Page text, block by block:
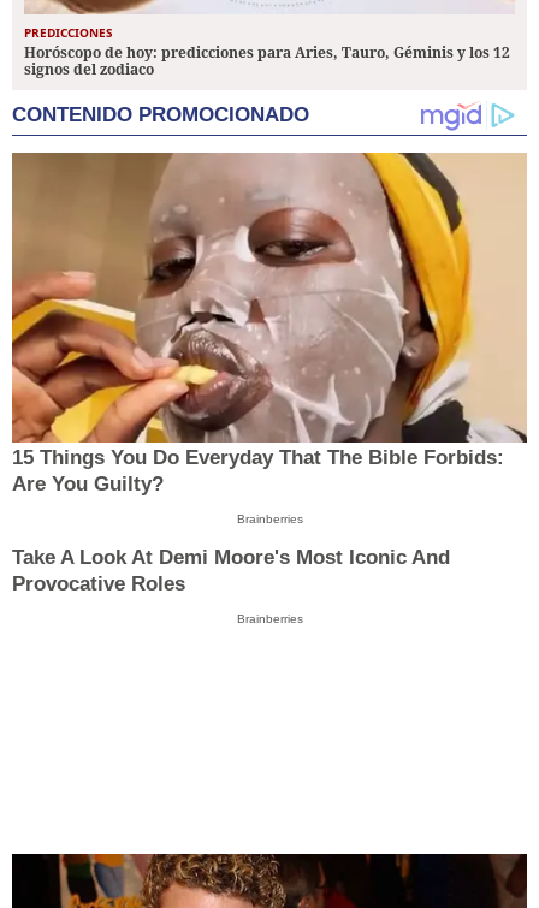
PREDICCIONES
Horóscopo de hoy: predicciones para Aries, Tauro, Géminis y los 12
signos del zodiaco
CONTENIDO PROMOCIONADO
15 Things You Do Everyday That The Bible Forbids:
Are You Guilty?
Brainberries
Take A Look At Demi Moore's Most Iconic And
Provocative Roles
Brainberries